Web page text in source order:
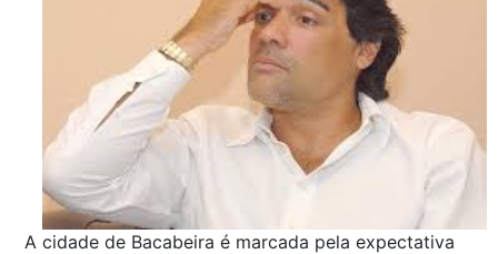
A cidade de Bacabeira é marcada pela expectativa